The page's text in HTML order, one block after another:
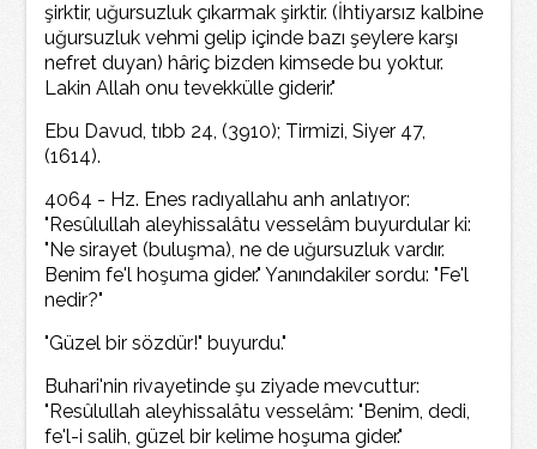
şirktir, uğursuzluk çıkarmak şirktir. (İhtiyarsız kalbine
uğursuzluk vehmi gelip içinde bazı şeylere karşı
nefret duyan) hâriç bizden kimsede bu yoktur.
Lakin Allah onu tevekkülle giderir."
Ebu Davud, tıbb 24, (3910); Tirmizi, Siyer 47,
(1614).
4064 - Hz. Enes radıyallahu anh anlatıyor:
"Resûlullah aleyhissalâtu vesselâm buyurdular ki:
"Ne sirayet (buluşma), ne de uğursuzluk vardır.
Benim fe'l hoşuma gider." Yanındakiler sordu: "Fe'l
nedir?"
"Güzel bir sözdür!" buyurdu."
Buhari'nin rivayetinde şu ziyade mevcuttur:
"Resûlullah aleyhissalâtu vesselâm: "Benim, dedi,
fe'l-i salih, güzel bir kelime hoşuma gider."